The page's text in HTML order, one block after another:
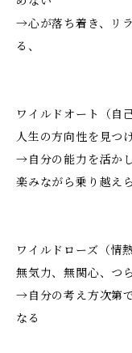
→心が落ち着き、リ
る、
ワイルドオート（自
人生の方向性を見つ
→自分の能力を活か
楽みながら乗り越え
ワイルドローズ（情熱
無気力、無関心、つ
→自分の考え方次第
なる